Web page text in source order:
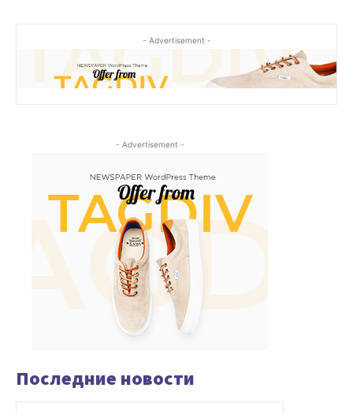
- Advertisement -
- Advertisement -
Последние новости